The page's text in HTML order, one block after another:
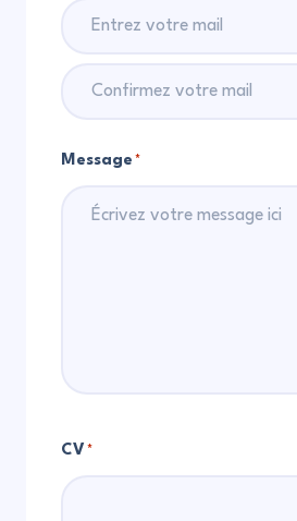
Saisissez
un
mail
l’e-
mail
Message *
CV *